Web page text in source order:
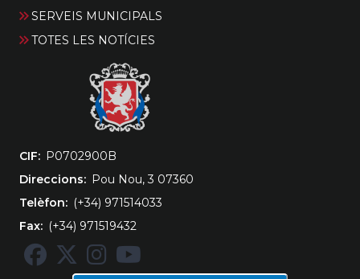
SERVEIS MUNICIPALS
TOTES LES NOTÍCIES
CIF
‎P0702900B
Direccions
Pou Nou, 3 07360
Telèfon
(+34) 971514033
Fax
(+34) 971519432